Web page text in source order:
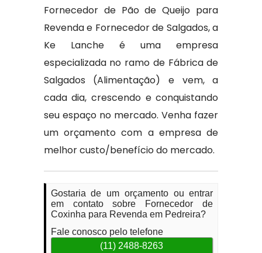
Fornecedor de Pão de Queijo para
Revenda e Fornecedor de Salgados, a
Ke Lanche é uma empresa
especializada no ramo de Fábrica de
Salgados (Alimentação) e vem, a
cada dia, crescendo e conquistando
seu espaço no mercado. Venha fazer
um orçamento com a empresa de
melhor custo/benefício do mercado.
Gostaria de um orçamento ou entrar
em contato sobre Fornecedor de
Coxinha para Revenda em Pedreira?
Fale conosco pelo telefone
(11) 2488-8263